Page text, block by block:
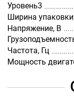
Уровень3
Ширина
Напряжение, В
Частота, Гц
Мощность